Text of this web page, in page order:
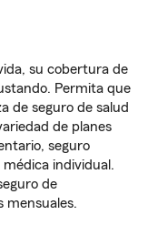
su cobertura de
Permita que
de seguro de salud
de planes
seguro
individual.
de
mensuales.